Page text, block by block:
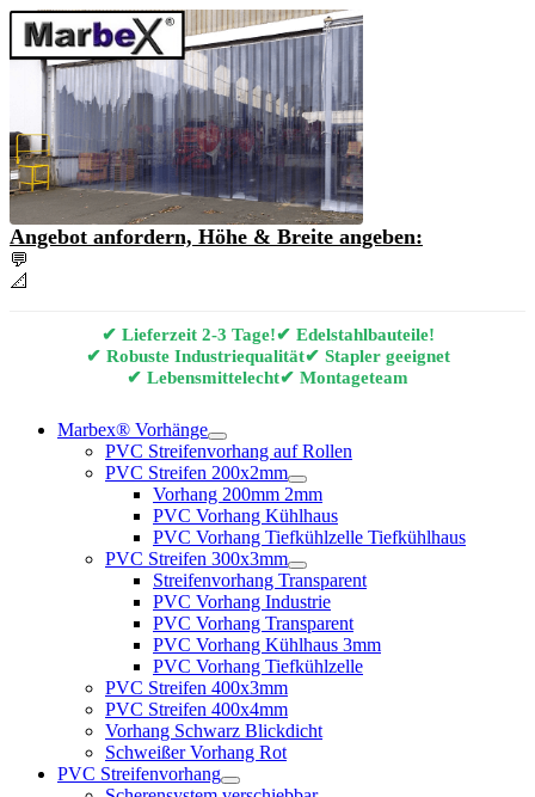
Angebot anfordern, Höhe & Breite angeben:
💬
📐
✔ Lieferzeit 2-3 Tage!✔ Edelstahlbauteile!
✔ Robuste Industriequalität✔ Stapler geeignet
✔ Lebensmittelecht✔ Montageteam
Marbex® Vorhänge
PVC Streifenvorhang auf Rollen
PVC Streifen 200x2mm
Vorhang 200mm 2mm
PVC Vorhang Kühlhaus
PVC Vorhang Tiefkühlzelle Tiefkühlhaus
PVC Streifen 300x3mm
Streifenvorhang Transparent
PVC Vorhang Industrie
PVC Vorhang Transparent
PVC Vorhang Kühlhaus 3mm
PVC Vorhang Tiefkühlzelle
PVC Streifen 400x3mm
PVC Streifen 400x4mm
Vorhang Schwarz Blickdicht
Schweißer Vorhang Rot
PVC Streifenvorhang